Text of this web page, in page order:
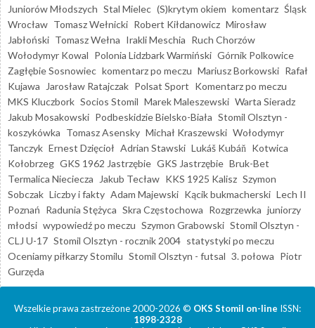
Juniorów Młodszych Stal Mielec (S)krytym okiem komentarz Śląsk
Wrocław Tomasz Wełnicki Robert Kiłdanowicz Mirosław
Jabłoński Tomasz Wełna Irakli Meschia Ruch Chorzów
Wołodymyr Kowal Polonia Lidzbark Warmiński Górnik Polkowice
Zagłębie Sosnowiec komentarz po meczu Mariusz Borkowski Rafał
Kujawa
Jarosław Ratajczak Polsat Sport Komentarz po meczu
MKS Kluczbork Socios Stomil Marek Maleszewski Warta Sieradz
Jakub Mosakowski Podbeskidzie Bielsko-Biała Stomil Olsztyn -
koszykówka Tomasz Asensky Michał Kraszewski Wołodymyr
Tanczyk Ernest Dzięcioł Adrian Stawski Lukáš Kubáň Kotwica
Kołobrzeg GKS 1962 Jastrzębie GKS Jastrzębie Bruk-Bet
Termalica Nieciecza
Jakub Tecław KKS 1925 Kalisz Szymon
Sobczak Liczby i fakty Adam Majewski Kącik bukmacherski Lech II
Poznań Radunia Stężyca Skra Częstochowa Rozgrzewka juniorzy
młodsi wypowiedź po meczu Szymon Grabowski Stomil Olsztyn -
CLJ U-17 Stomil Olsztyn - rocznik 2004 statystyki po meczu
Oceniamy piłkarzy Stomilu Stomil Olsztyn - futsal 3. połowa Piotr
Gurzęda
Wszelkie prawa zastrzeżone 2000-2026 © OKS Stomil on-line ISSN:
1898-2328